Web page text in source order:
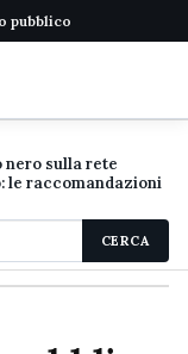
pubblico
nero sulla rete
le raccomandazioni
CERCA